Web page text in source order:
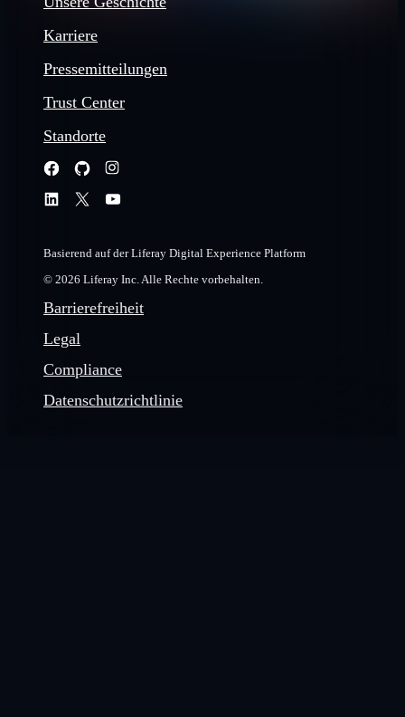
Karriere
Pressemitteilungen
Trust Center
Standorte
Basierend auf der Liferay Digital Experience Platform
© 2026 Liferay Inc. Alle Rechte vorbehalten.
Barrierefreiheit
Legal
Compliance
Datenschutzrichtlinie